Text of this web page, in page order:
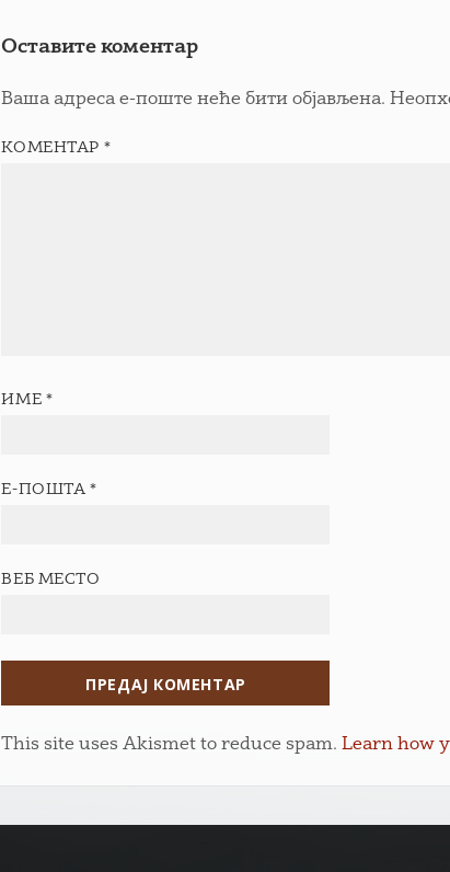
Оставите коментар
Ваша адреса е-поште неће бити објављена.
КОМЕНТАР *
ИМЕ *
Е-ПОШТА *
ВЕБ МЕСТО
This site uses Akismet to reduce spam.Learn how